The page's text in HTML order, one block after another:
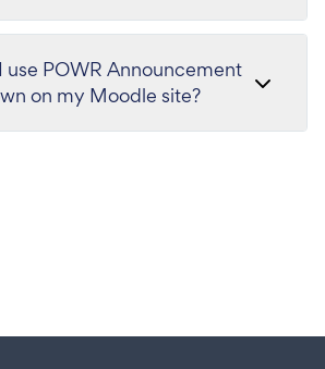
use POWR Announcement
on my Moodle site?